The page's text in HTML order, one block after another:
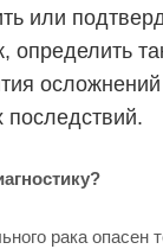
или
определить
последствий.
рака опасен